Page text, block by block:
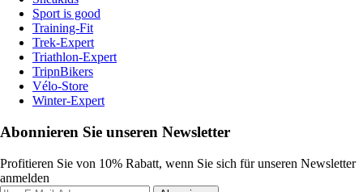
Sport is good
Training-Fit
Trek-Expert
Triathlon-Expert
TripnBikers
Vélo-Store
Winter-Expert
Abonnieren Sie unseren Newsletter
Profitieren Sie von 10% Rabatt, wenn Sie sich für unseren Newsletter
anmelden